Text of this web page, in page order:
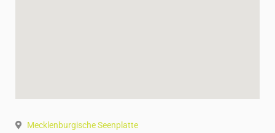
Mecklenburgische Seenplatte